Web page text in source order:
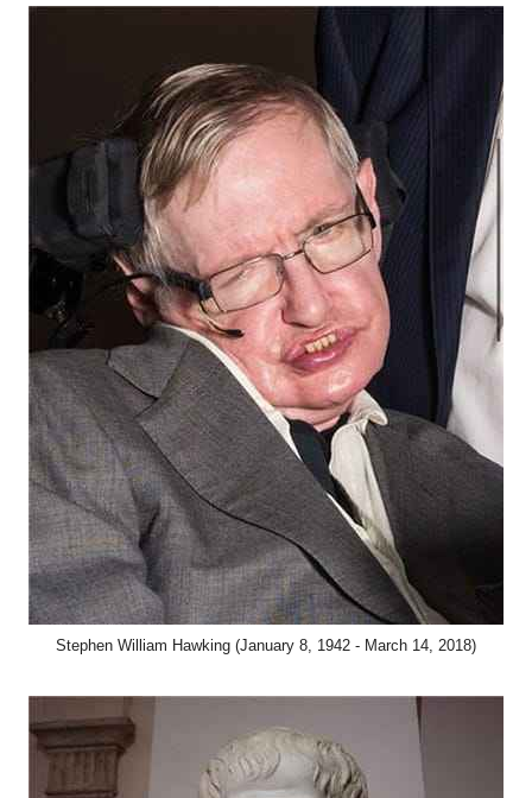
Stephen William Hawking (January 8, 1942 - March 14, 2018)